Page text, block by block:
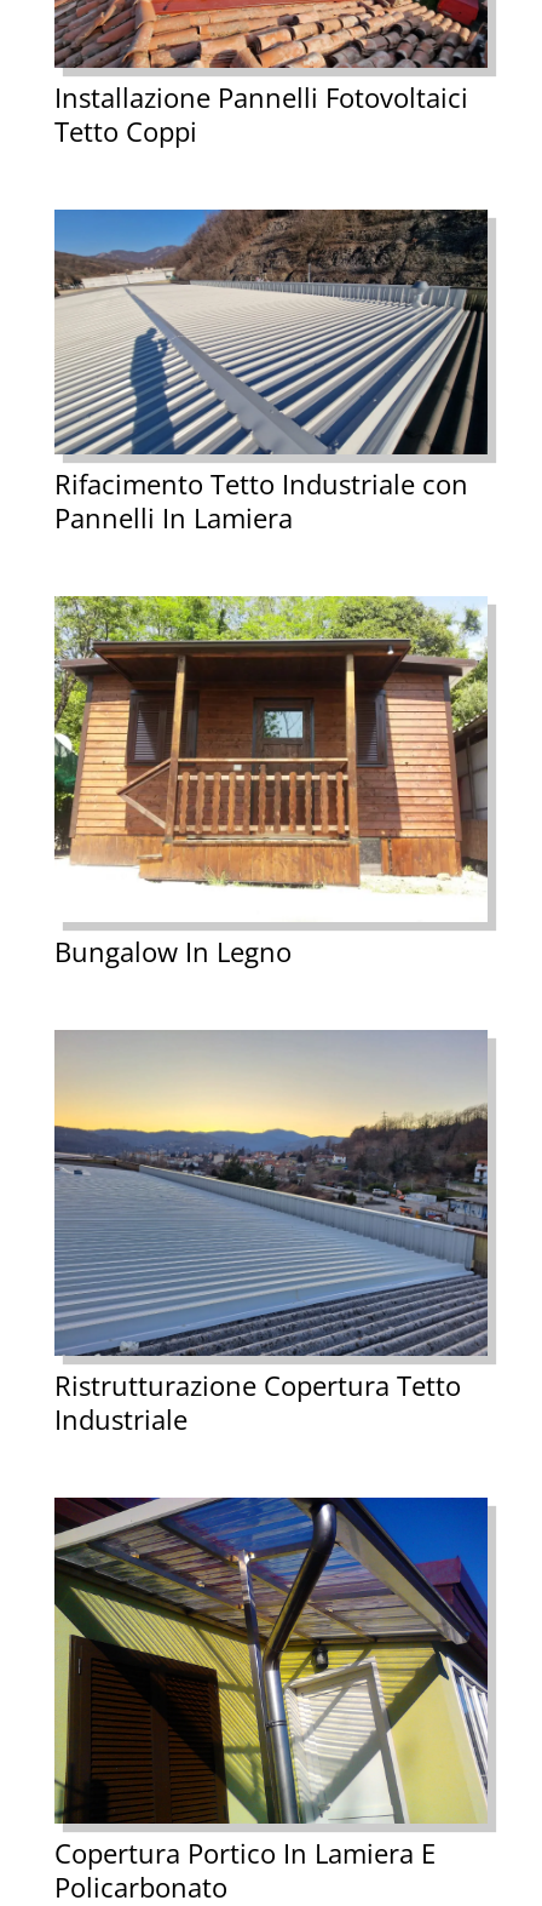
Installazione Pannelli Fotovoltaici
Tetto Coppi
Rifacimento Tetto Industriale con
Pannelli In Lamiera
Bungalow In Legno
Ristrutturazione Copertura Tetto
Industriale
Copertura Portico In Lamiera E
Policarbonato